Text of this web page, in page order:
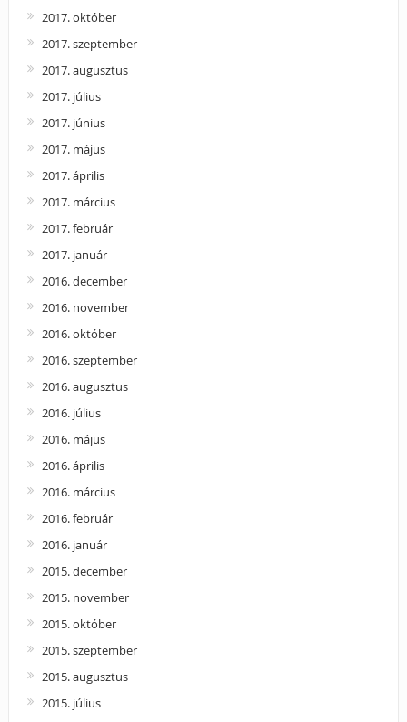
2017. október
2017. szeptember
2017. augusztus
2017. július
2017. június
2017. május
2017. április
2017. március
2017. február
2017. január
2016. december
2016. november
2016. október
2016. szeptember
2016. augusztus
2016. július
2016. május
2016. április
2016. március
2016. február
2016. január
2015. december
2015. november
2015. október
2015. szeptember
2015. augusztus
2015. július